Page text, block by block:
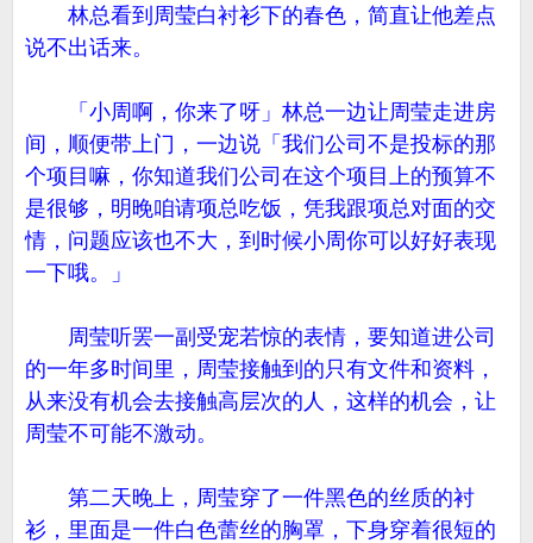
林总看到周莹白衬衫下的春色，简直让他差点
说不出话来。
「小周啊，你来了呀」林总一边让周莹走进房
间，顺便带上门，一边说「我们公司不是投标的那
个项目嘛，你知道我们公司在这个项目上的预算不
是很够，明晚咱请项总吃饭，凭我跟项总对面的交
情，问题应该也不大，到时候小周你可以好好表现
一下哦。」
周莹听罢一副受宠若惊的表情，要知道进公司
的一年多时间里，周莹接触到的只有文件和资料，
从来没有机会去接触高层次的人，这样的机会，让
周莹不可能不激动。
第二天晚上，周莹穿了一件黑色的丝质的衬
衫，里面是一件白色蕾丝的胸罩，下身穿着很短的